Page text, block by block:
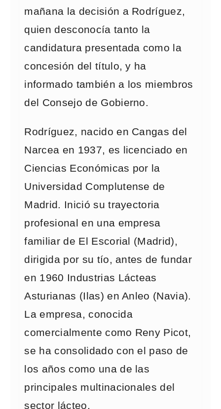
mañana la decisión a Rodríguez,
quien desconocía tanto la
candidatura presentada como la
concesión del título, y ha
informado también a los miembros
del Consejo de Gobierno.
Rodríguez, nacido en Cangas del
Narcea en 1937, es licenciado en
Ciencias Económicas por la
Universidad Complutense de
Madrid. Inició su trayectoria
profesional en una empresa
familiar de El Escorial (Madrid),
dirigida por su tío, antes de fundar
en 1960 Industrias Lácteas
Asturianas (Ilas) en Anleo (Navia).
La empresa, conocida
comercialmente como Reny Picot,
se ha consolidado con el paso de
los años como una de las
principales multinacionales del
sector lácteo.